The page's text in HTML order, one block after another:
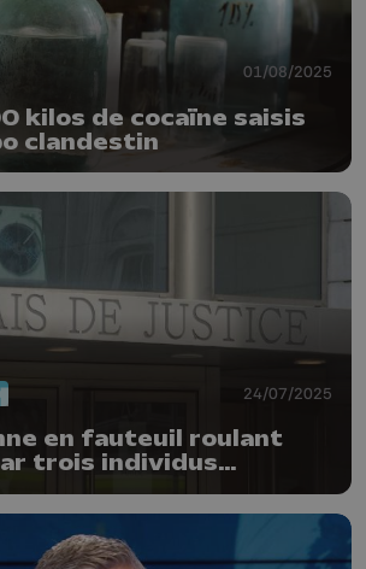
01/08/2025
kilos de cocaïne saisis
clandestin
24/07/2025
en fauteuil roulant
trois individus